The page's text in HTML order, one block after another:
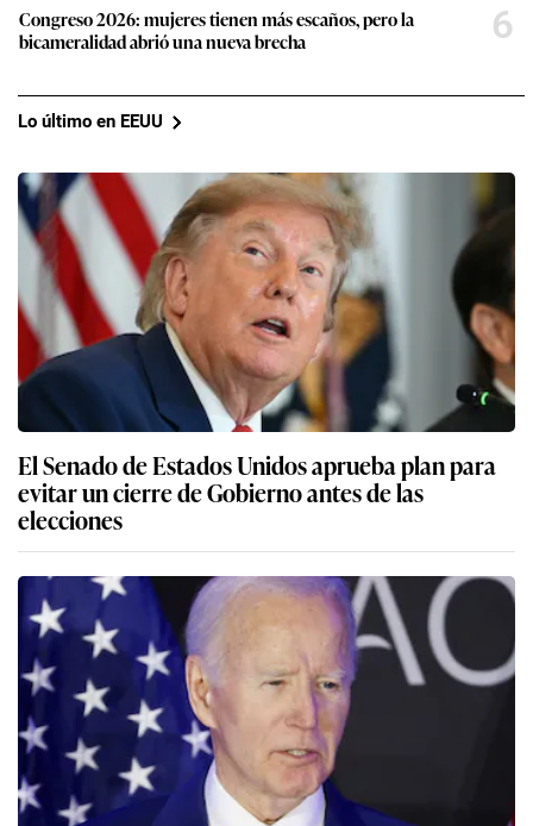
Congreso 2026: mujeres tienen más escaños, pero la
bicameralidad abrió una nueva brecha
6
Lo último en EEUU
El Senado de Estados Unidos aprueba plan para
evitar un cierre de Gobierno antes de las
elecciones